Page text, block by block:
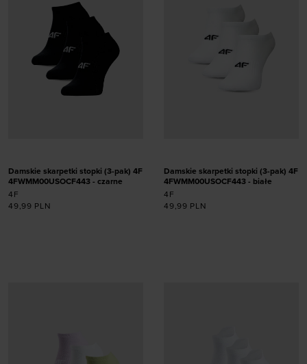
35-38 39-42
Damskie skarpetki stopki (3-pak) 4F
4FWMM00USOCF443 - czarne
4F
49,99 PLN
Damskie skarpetki stopki (3-pak) 4F
4FWMM00USOCF443 - białe
4F
49,99 PLN